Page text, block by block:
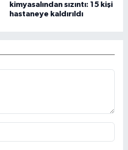
kimyasalından sızıntı: 15 kişi
hastaneye kaldırıldı